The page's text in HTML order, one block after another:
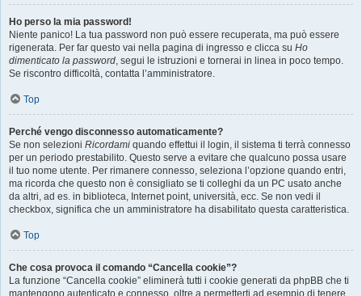
Ho perso la mia password!
Niente panico! La tua password non può essere recuperata, ma può essere
rigenerata. Per far questo vai nella pagina di ingresso e clicca su Ho
dimenticato la password, segui le istruzioni e tornerai in linea in poco tempo.
Se riscontro difficoltà, contatta l’amministratore.
Top
Perché vengo disconnesso automaticamente?
Se non selezioni Ricordami quando effettui il login, il sistema ti terrà connesso
per un periodo prestabilito. Questo serve a evitare che qualcuno possa usare
il tuo nome utente. Per rimanere connesso, seleziona l’opzione quando entri,
ma ricorda che questo non è consigliato se ti colleghi da un PC usato anche
da altri, ad es. in biblioteca, Internet point, università, ecc. Se non vedi il
checkbox, significa che un amministratore ha disabilitato questa caratteristica.
Top
Che cosa provoca il comando “Cancella cookie”?
La funzione “Cancella cookie” eliminerà tutti i cookie generati da phpBB che ti
mantengono autenticato e connesso, oltre a permetterti ad esempio di tenere